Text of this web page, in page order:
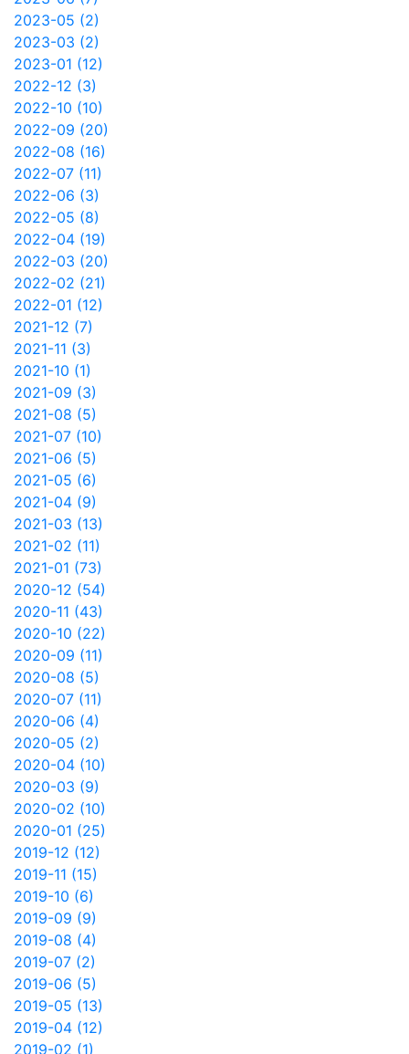
2023-05 (2)
2023-03 (2)
2023-01 (12)
2022-12 (3)
2022-10 (10)
2022-09 (20)
2022-08 (16)
2022-07 (11)
2022-06 (3)
2022-05 (8)
2022-04 (19)
2022-03 (20)
2022-02 (21)
2022-01 (12)
2021-12 (7)
2021-11 (3)
2021-10 (1)
2021-09 (3)
2021-08 (5)
2021-07 (10)
2021-06 (5)
2021-05 (6)
2021-04 (9)
2021-03 (13)
2021-02 (11)
2021-01 (73)
2020-12 (54)
2020-11 (43)
2020-10 (22)
2020-09 (11)
2020-08 (5)
2020-07 (11)
2020-06 (4)
2020-05 (2)
2020-04 (10)
2020-03 (9)
2020-02 (10)
2020-01 (25)
2019-12 (12)
2019-11 (15)
2019-10 (6)
2019-09 (9)
2019-08 (4)
2019-07 (2)
2019-06 (5)
2019-05 (13)
2019-04 (12)
2019-02 (1)